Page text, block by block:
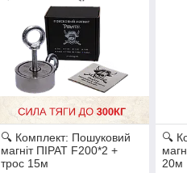
🔍 Комплект: Пошуковий
магніт ПІРАТ F200*2 +
трос 15м
🔍
20м